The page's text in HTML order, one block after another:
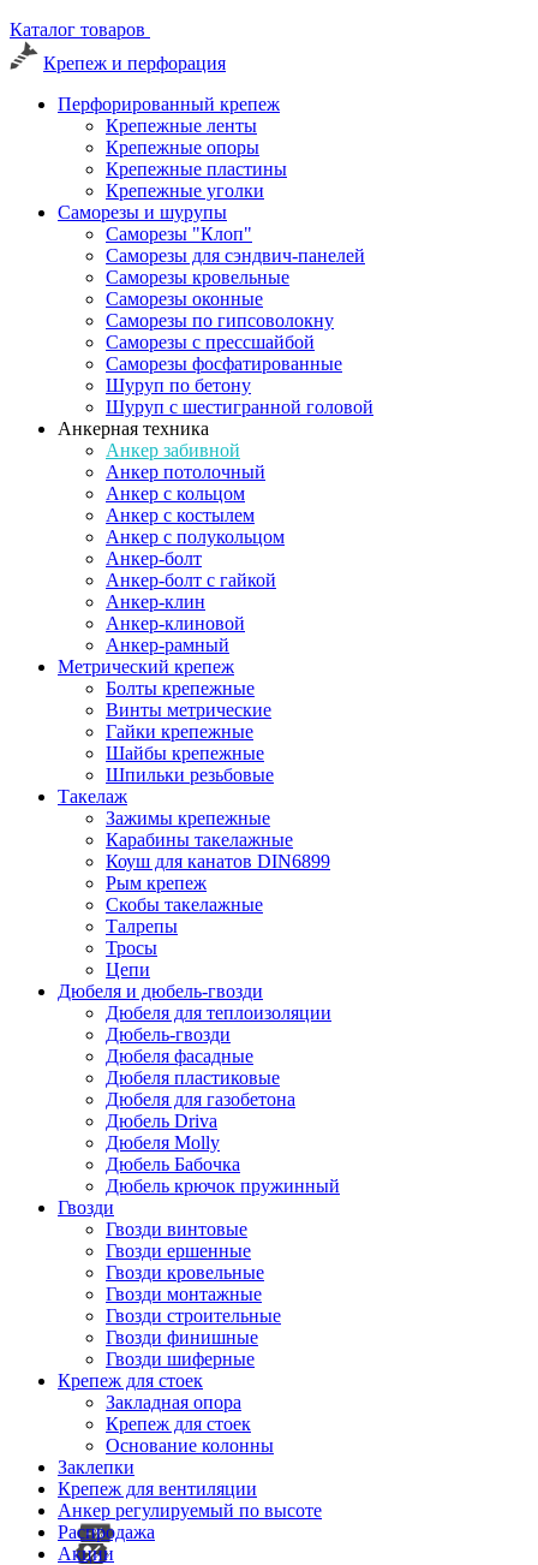
Каталог товаров
Крепеж и перфорация
Перфорированный крепеж
Крепежные ленты
Крепежные опоры
Крепежные пластины
Крепежные уголки
Саморезы и шурупы
Саморезы "Клоп"
Саморезы для сэндвич-панелей
Саморезы кровельные
Саморезы оконные
Саморезы по гипсоволокну
Саморезы с прессшайбой
Саморезы фосфатированные
Шуруп по бетону
Шуруп с шестигранной головой
Анкерная техника
Анкер забивной
Анкер потолочный
Анкер с кольцом
Анкер с костылем
Анкер с полукольцом
Анкер-болт
Анкер-болт с гайкой
Анкер-клин
Анкер-клиновой
Анкер-рамный
Метрический крепеж
Болты крепежные
Винты метрические
Гайки крепежные
Шайбы крепежные
Шпильки резьбовые
Такелаж
Зажимы крепежные
Карабины такелажные
Коуш для канатов DIN6899
Рым крепеж
Скобы такелажные
Талрепы
Тросы
Цепи
Дюбеля и дюбель-гвозди
Дюбеля для теплоизоляции
Дюбель-гвозди
Дюбеля фасадные
Дюбеля пластиковые
Дюбеля для газобетона
Дюбель Driva
Дюбеля Molly
Дюбель Бабочка
Дюбель крючок пружинный
Гвозди
Гвозди винтовые
Гвозди ершенные
Гвозди кровельные
Гвозди монтажные
Гвозди строительные
Гвозди финишные
Гвозди шиферные
Крепеж для стоек
Закладная опора
Крепеж для стоек
Основание колонны
Заклепки
Крепеж для вентиляции
Анкер регулируемый по высоте
Распродажа
Акции